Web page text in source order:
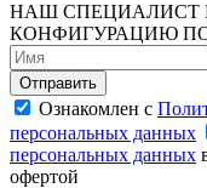
НАШ СПЕЦИАЛИСТ
КОНФИГУРАЦИЮ
Отправить
Ознакомлен с
персональных данных
персональных данных
офертой